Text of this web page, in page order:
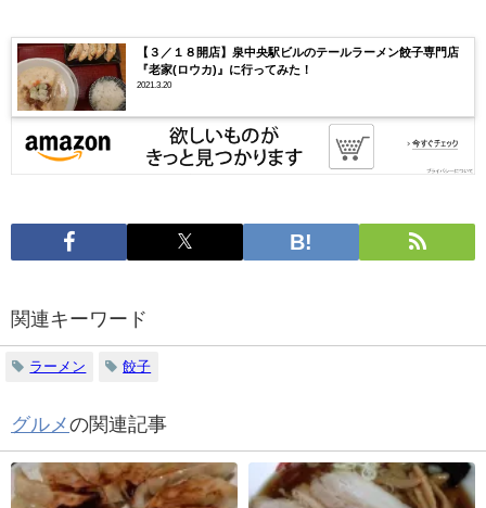
【３／１８開店】泉中央駅ビルのテールラーメン餃子専門店
『老家(ロウカ)』に行ってみた！
2021.3.20
関連キーワード
ラーメン 餃子
グルメの関連記事